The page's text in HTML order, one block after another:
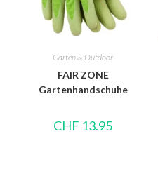
Garten & Outdoor
FAIR ZONE
Gartenhandschuhe
CHF 13.95